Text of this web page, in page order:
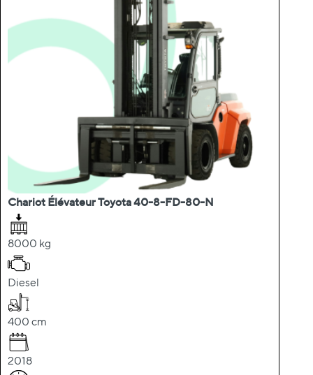
Chariot Élévateur Toyota 40-8-FD-80-N
8000 kg
Diesel
400 cm
2018